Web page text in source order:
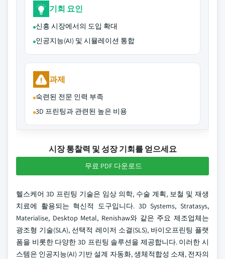
기회 요인
신흥 시장에서의 도입 확대
인공지능(AI) 및 시뮬레이션 통합
과제
숙련된 전문 인력 부족
3D 프린팅과 관련된 높은 비용
시장 통찰력 및 성장 기회를 얻으세요
무료 PDF 다운로드
헬스케어 3D 프린팅 기술은 임상 의학, 수술 계획, 보철 및 재생
치료에 활용되는 혁신적 도구입니다. 3D Systems, Stratasys,
Materialise, Desktop Metal, Renishaw와 같은 주요 제조업체는
광조형 기술(SLA), 선택적 레이저 소결(SLS), 바이오프린팅 플랫
폼을 비롯한 다양한 3D 프린팅 솔루션을 제공합니다. 이러한 시
스템은 인공지능(AI) 기반 설계 자동화, 생체적합성 소재, 전자의